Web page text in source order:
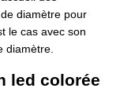
diamètre pour
le cas avec son
diamètre.
led colorée